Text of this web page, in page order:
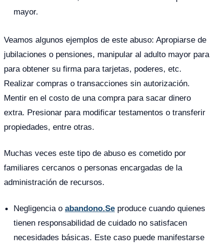
mayor.
Veamos algunos ejemplos de este abuso: Apropiarse de
jubilaciones o pensiones, manipular al adulto mayor para
para obtener su firma para tarjetas, poderes, etc.
Realizar compras o transacciones sin autorización.
Mentir en el costo de una compra para sacar dinero
extra. Presionar para modificar testamentos o transferir
propiedades, entre otras.
Muchas veces este tipo de abuso es cometido por
familiares cercanos o personas encargadas de la
administración de recursos.
Negligencia o abandono.Se produce cuando quienes
tienen responsabilidad de cuidado no satisfacen
necesidades básicas. Este caso puede manifestarse